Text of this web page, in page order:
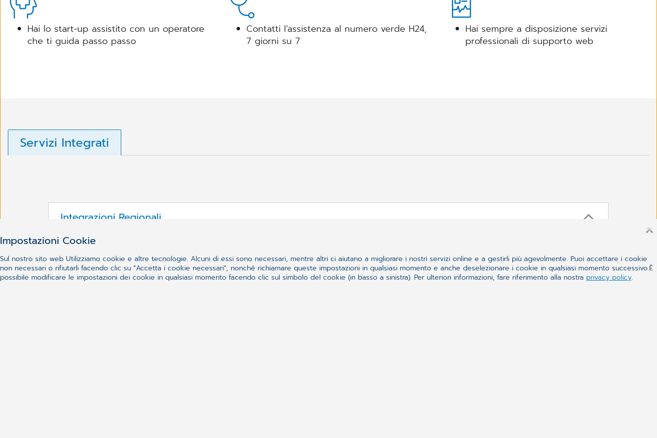
MANUALE DFD - INTERAZIONI TRA FARMACI
Hai lo start-up assistito con un operatore
che ti guida passo passo
Contatti l‘assistenza al numero verde H24,
7 giorni su 7
Hai sempre a disposizione servizi
professionali di supporto web
Servizi Integrati
Integrazioni Regionali
Sistemi di Accoglienza Regionali e Fascicoli Sanitari Elettronici
Impostazioni Cookie
Sul nostro sito web Utilizziamo cookie e altre tecnologie. Alcuni di essi sono necessari, mentre altri ci aiutano a migliorare i nostri servizi online e a gestirli più agevolmente. Puoi accettare i cookie
non necessari o rifiutarli facendo clic su "Accetta i cookie necessari", nonché richiamare queste impostazioni in qualsiasi momento e anche deselezionare i cookie in qualsiasi momento successivo.È
possibile modificare le impostazioni dei cookie in qualsiasi momento facendo clic sul simbolo del cookie (in basso a sinistra). Per ulteriori informazioni, fare riferimento alla nostra privacy policy.